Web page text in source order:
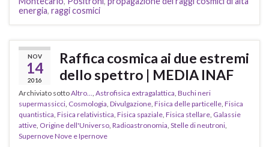
energia, raggi cosmici
NOV
14
2016
Raffica cosmica ai due estremi
dello spettro | MEDIA INAF
Archiviato sottoAltro..., Astrofisica extragalattica, Buchi neri
supermassicci, Cosmologia, Divulgazione, Fisica delle particelle, Fisica
quantistica, Fisica relativistica, Fisica spaziale, Fisica stellare, Galassie
attive, Origine dell'Universo, Radioastronomia, Stelle di neutroni,
Supernove Nove e Ipernove